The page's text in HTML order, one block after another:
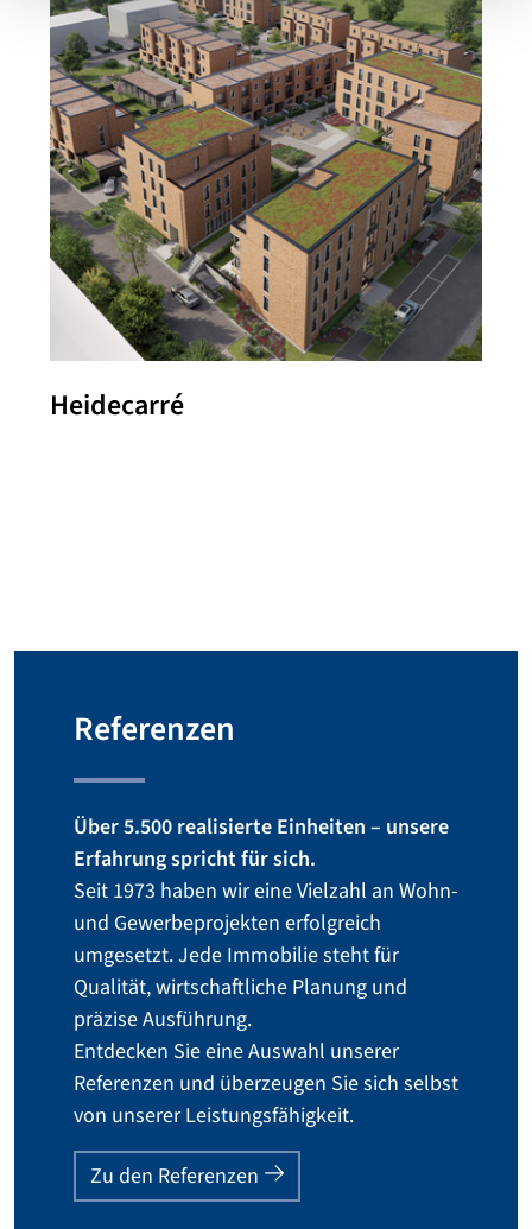
Heidecarré
Referenzen
Über 5.500 realisierte Einheiten – unsere
Erfahrung spricht für sich.
Seit 1973 haben wir eine Vielzahl an Wohn-
und Gewerbeprojekten erfolgreich
umgesetzt. Jede Immobilie steht für
Qualität, wirtschaftliche Planung und
präzise Ausführung.
Entdecken Sie eine Auswahl unserer
Referenzen und überzeugen Sie sich selbst
von unserer Leistungsfähigkeit.
Zu den Referenzen